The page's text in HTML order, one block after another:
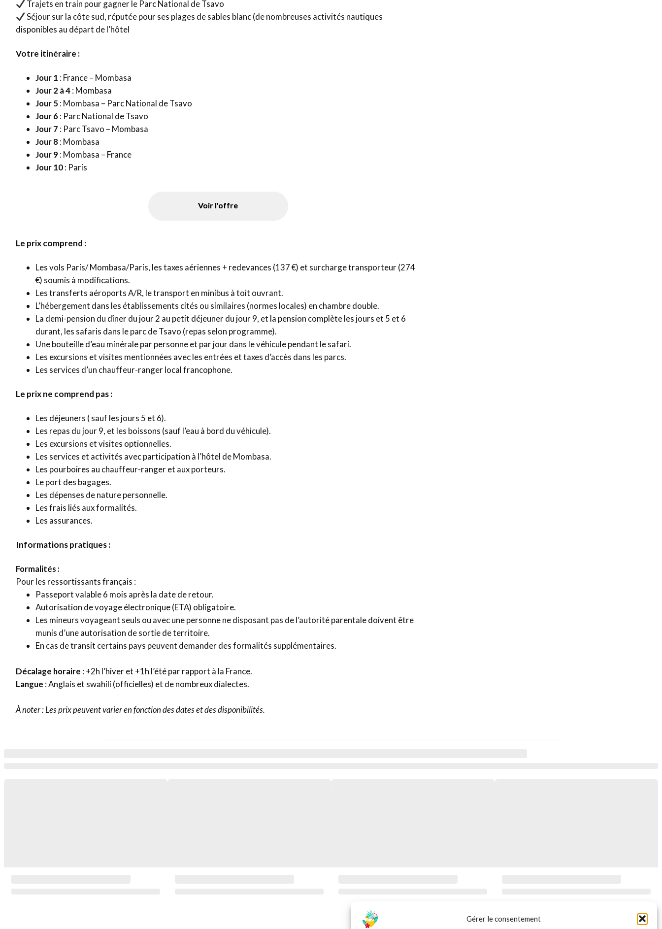
Gérer le consentement
Trajets en train pour gagner le Parc National de Tsavo
Séjour sur la côte sud, réputée pour ses plages de sables blanc (de nombreuses activités nautiques
disponibles au départ de l’hôtel
Votre itinéraire :
Jour 1 : France – Mombasa
Jour 2 à 4: Mombasa
Jour 5 : Mombasa – Parc National de Tsavo
Jour 6: Parc National de Tsavo
Jour 7 : Parc Tsavo – Mombasa
Jour 8: Mombasa
Jour 9: Mombasa – France
Jour 10: Paris
Voir l'offre
Le prix comprend :
Les vols Paris/ Mombasa/Paris, les taxes aériennes + redevances (137 €) et surcharge transporteur (274
€) soumis à modifications.
Les transferts aéroports A/R, le transport en minibus à toit ouvrant.
L’hébergement dans les établissements cités ou similaires (normes locales) en chambre double.
La demi-pension du dîner du jour 2 au petit déjeuner du jour 9, et la pension complète les jours et 5 et 6
durant, les safaris dans le parc de Tsavo (repas selon programme).
Une bouteille d’eau minérale par personne et par jour dans le véhicule pendant le safari.
Les excursions et visites mentionnées avec les entrées et taxes d’accès dans les parcs.
Les services d’un chauffeur-ranger local francophone.
Le prix ne comprend pas :
Les déjeuners ( sauf les jours 5 et 6).
Les repas du jour 9, et les boissons (sauf l’eau à bord du véhicule).
Les excursions et visites optionnelles.
Les services et activités avec participation à l’hôtel de Mombasa.
Les pourboires au chauffeur-ranger et aux porteurs.
Le port des bagages.
Les dépenses de nature personnelle.
Les frais liés aux formalités.
Les assurances.
Informations pratiques :
Formalités :
Pour les ressortissants français :
Passeport valable 6 mois après la date de retour.
Autorisation de voyage électronique (ETA) obligatoire.
Les mineurs voyageant seuls ou avec une personne ne disposant pas de l’autorité parentale doivent être
munis d’une autorisation de sortie de territoire.
En cas de transit certains pays peuvent demander des formalités supplémentaires.
Décalage horaire : +2h l’hiver et +1h l’été par rapport à la France.
Langue : Anglais et swahili (officielles) et de nombreux dialectes.
À noter : Les prix peuvent varier en fonction des dates et des disponibilités.